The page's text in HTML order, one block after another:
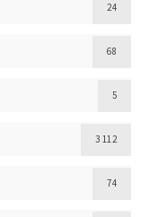
24
68
5
3 112
74